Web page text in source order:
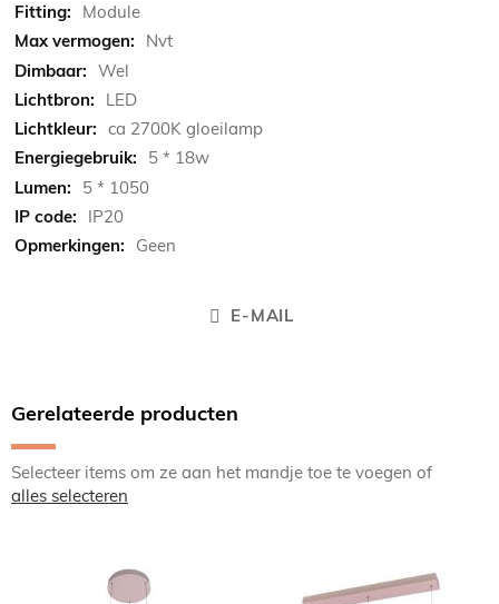
Module
Nvt
Wel
LED
ca 2700K gloeilamp
5 * 18w
5 * 1050
IP20
Geen
E-MAIL
Gerelateerde producten
Selecteer items om ze aan het mandje toe te voegen of
alles selecteren